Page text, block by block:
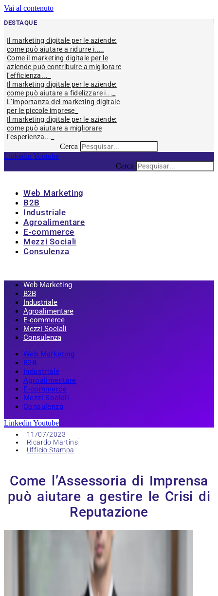
Vai al contenuto
DESTAQUE
Il marketing digitale per le aziende:
come può aiutare a ridurre i...
Come il marketing digitale per le
aziende può contribuire a migliorare
l’efficienza...
Il marketing digitale per le aziende:
come può aiutare a fidelizzare i...
L’importanza del marketing digitale
per le piccole imprese
Il marketing digitale per le aziende:
come può aiutare a migliorare
l’esperienza...
Cerca
Linkedin Youtube
Cerca
Web Marketing
B2B
Industriale
Agroalimentare
E-commerce
Mezzi Sociali
Consulenza
Web Marketing
B2B
Industriale
Agroalimentare
E-commerce
Mezzi Sociali
Consulenza
Web Marketing
B2B
Industriale
Agroalimentare
E-commerce
Mezzi Sociali
Consulenza
Linkedin Youtube
11/07/2023
Ricardo Martins
Ufficio Stampa
Come l’Assessoria di Imprensa
può aiutare a gestire le Crisi di
Reputazione